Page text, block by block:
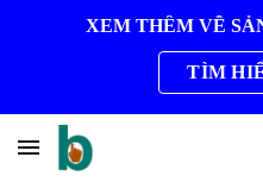
XEM THÊM VỀ
TÌM